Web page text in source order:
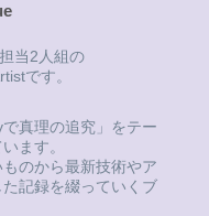
当2人組の
です。
真理の追究」をテー
ます。
のから最新技術やア
記録を綴っていくブ